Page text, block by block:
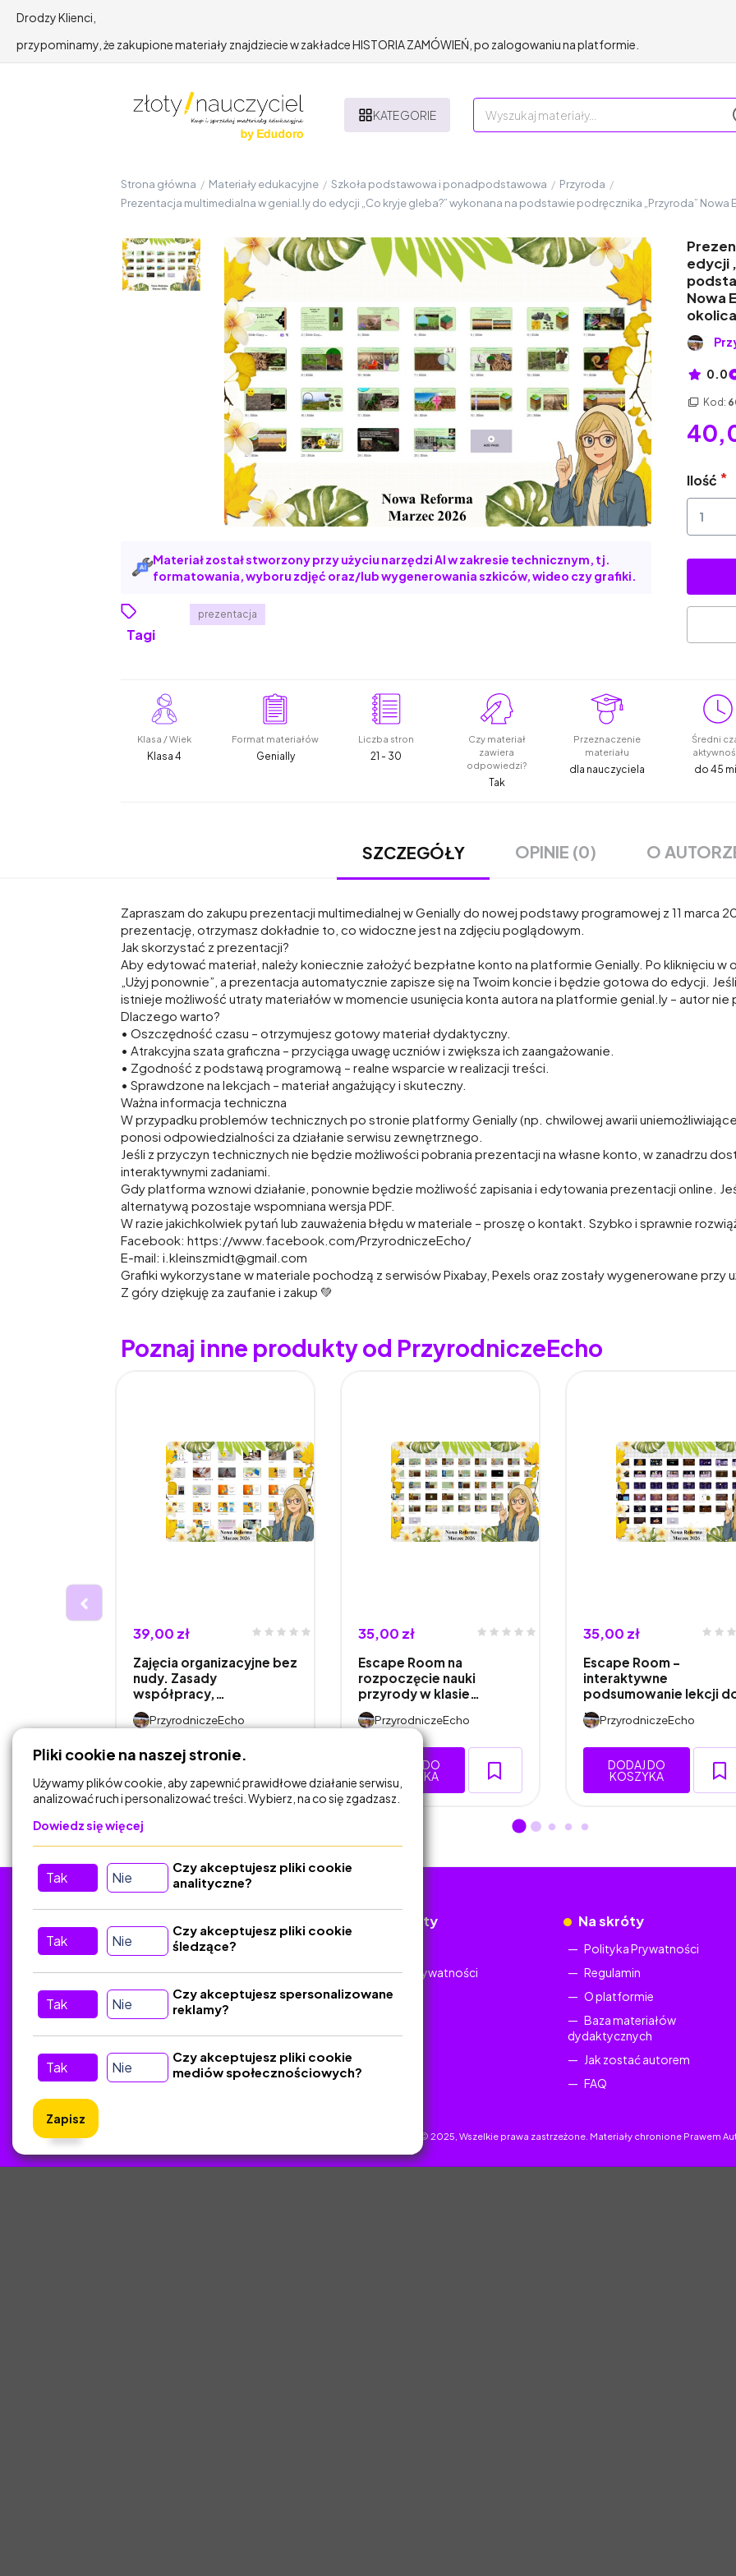
Drodzy Klienci,
przypominamy, że zakupione materiały znajdziecie w zakładce HISTORIA ZAMÓWIEŃ, po zalogowaniu na platformie.
KATEGORIE
Strona główna / Materiały edukacyjne / Szkoła podstawowa i ponadpodstawowa / Przyroda /
Prezentacja multimedialna w genial.ly do edycji „Co kryje gleba?” wykonana na podstawie podręcznika „Przyroda” Nowa
Materiał został stworzony przy użyciu narzędzi AI w zakresie technicznym, tj.
formatowania, wyboru zdjęć oraz/lub wygenerowania szkiców, wideo czy grafiki.
Tagi
prezentacja
edycji
Nowa
0.0
Kod:
Ilość
Klasa / Wiek
Klasa 4
Format materiałów
Genially
Liczba stron
21 - 30
Czy materiał
zawiera
odpowiedzi?
Tak
Przeznaczenie
materiału
dla nauczyciela
Średni
do 45
SZCZEGÓŁY OPINIE (0) O
Zapraszam do zakupu prezentacji multimedialnej w Genially do nowej podstawy programowej z 11 marca
prezentację, otrzymasz dokładnie to, co widoczne jest na zdjęciu poglądowym.
Jak skorzystać z prezentacji?
Aby edytować materiał, należy koniecznie założyć bezpłatne konto na platformie Genially. Po kliknięciu
„Użyj ponownie”, a prezentacja automatycznie zapisze się na Twoim koncie i będzie gotowa do edycji.
istnieje możliwość utraty materiałów w momencie usunięcia konta autora na platformie genial.ly – autor
Dlaczego warto?
• Oszczędność czasu – otrzymujesz gotowy materiał dydaktyczny.
• Atrakcyjna szata graficzna – przyciąga uwagę uczniów i zwiększa ich zaangażowanie.
• Zgodność z podstawą programową – realne wsparcie w realizacji treści.
• Sprawdzone na lekcjach – materiał angażujący i skuteczny.
Ważna informacja techniczna
W przypadku problemów technicznych po stronie platformy Genially (np. chwilowej awarii
ponosi odpowiedzialności za działanie serwisu zewnętrznego.
Jeśli z przyczyn technicznych nie będzie możliwości pobrania prezentacji na własne konto, w zanadrzu
interaktywnymi zadaniami.
Gdy platforma wznowi działanie, ponownie będzie możliwość zapisania i edytowania prezentacji online.
alternatywą pozostaje wspomniana wersja PDF.
W razie jakichkolwiek pytań lub zauważenia błędu w materiale – proszę o kontakt. Szybko i sprawnie
Facebook: https://www.facebook.com/PrzyrodniczeEcho/
E-mail: i.kleinszmidt@gmail.com
Grafiki wykorzystane w materiale pochodzą z serwisów Pixabay, Pexels oraz zostały wygenerowane przy
Z góry dziękuję za zaufanie i zakup 💚
Poznaj inne produkty od PrzyrodniczeEcho
39,00 zł
Zajęcia organizacyjne bez
nudy. Zasady
współpracy,…
PrzyrodniczeEcho
DODAJ DO
KOSZYKA
35,00 zł
Escape Room na
rozpoczęcie nauki
przyrody w klasie…
PrzyrodniczeEcho
DODAJ DO
KOSZYKA
35,00 zł
Escape Room –
interaktywne
podsumowanie lekcji
…
PrzyrodniczeEcho
DODAJ DO
KOSZYKA
Kontakt
Dokumenty
Polityka Prywatności
Na skróty
Polityka Prywatności
Regulamin
O platformie
Baza materiałów
dydaktycznych
Jak zostać autorem
FAQ
ZlotyNauczyciel.pl © 2025, Wszelkie prawa zastrzeżone. Materiały chronione Prawem
Pliki cookie na naszej stronie.
Używamy plików cookie, aby zapewnić prawidłowe działanie serwisu,
analizować ruch i personalizować treści. Wybierz, na co się zgadzasz.
Dowiedz się więcej
Tak Nie
Czy akceptujesz pliki cookie
analityczne?
Tak Nie
Czy akceptujesz pliki cookie
śledzące?
Tak Nie
Czy akceptujesz spersonalizowane
reklamy?
Tak Nie
Czy akceptujesz pliki cookie
mediów społecznościowych?
Zapisz